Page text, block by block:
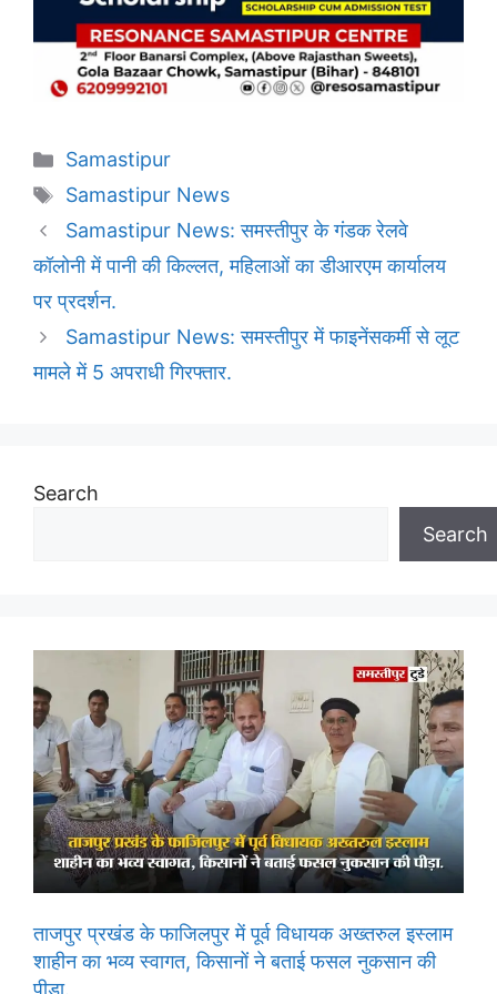
Categories
Samastipur
Tags
Samastipur News
Samastipur News: समस्तीपुर के गंडक रेलवे
कॉलोनी में पानी की किल्लत, महिलाओं का डीआरएम कार्यालय
पर प्रदर्शन.
Samastipur News: समस्तीपुर में फाइनेंसकर्मी से लूट
मामले में 5 अपराधी गिरफ्तार.
Search
Search
ताजपुर प्रखंड के फाजिलपुर में पूर्व विधायक अख्तरुल इस्लाम
शाहीन का भव्य स्वागत, किसानों ने बताई फसल नुकसान की
पीड़ा.